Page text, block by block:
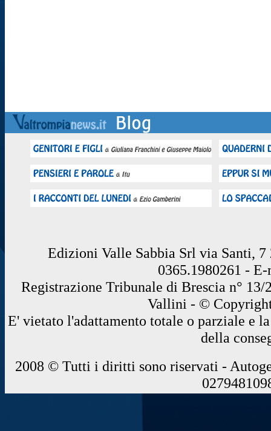
Edizioni Valle Sabbia Srl via Santi, 7
0365.1980261 -
Registrazione Tribunale di Brescia n°
Vallini - ©
E' vietato l'adattamento totale o parziale e
della
2008 © Tutti i diritti sono riservati -